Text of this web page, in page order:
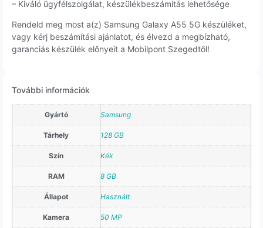
– Kiváló ügyfélszolgálat, készülékbeszámítás lehetősége
Rendeld meg most a(z) Samsung Galaxy A55 5G készüléket,
vagy kérj beszámítási ajánlatot, és élvezd a megbízható,
garanciás készülék előnyeit a Mobilpont Szegedtől!
További információk
Gyártó Samsung
Tárhely 128 GB
Szín Kék
RAM 8 GB
Állapot Használt
Kamera 50 MP